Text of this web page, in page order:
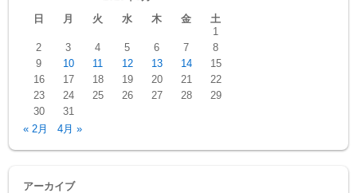
日
月 火 水 木 金
土
1
2
3 4 5 6 7
8
9
10 11 12 13 14
15
16
17 18 19 20 21
22
23
24 25 26 27 28
29
30
31
« 2月
4月 »
アーカイブ